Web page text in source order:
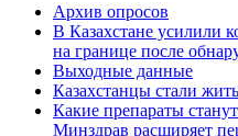
Архив опросов
В Казахстане усилили
на границе после
Выходные данные
Казахстанцы стали
Какие препараты
Минздрав расширяет